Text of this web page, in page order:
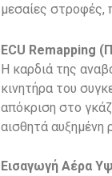
μεσαίες στροφές,
ECU Remapping
Η καρδιά της
κινητήρα του
απόκριση στο
αισθητά
Εισαγωγή Αέρα